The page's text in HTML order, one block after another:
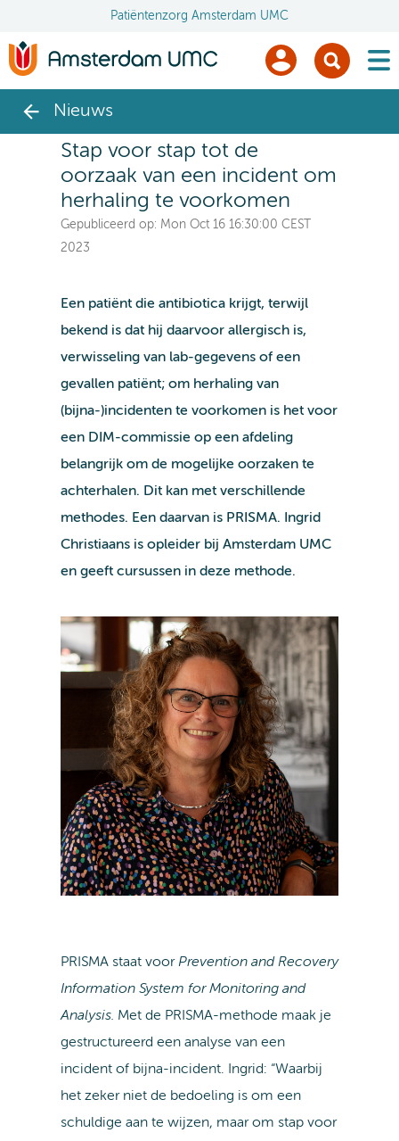
Patiëntenzorg Amsterdam UMC
Nieuws
Stap voor stap tot de
oorzaak van een incident om
herhaling te voorkomen
Gepubliceerd op: Mon Oct 16 16:30:00 CEST
2023
Een patiënt die antibiotica krijgt, terwijl
bekend is dat hij daarvoor allergisch is,
verwisseling van lab-gegevens of een
gevallen patiënt; om herhaling van
(bijna-)incidenten te voorkomen is het voor
een DIM-commissie op een afdeling
belangrijk om de mogelijke oorzaken te
achterhalen. Dit kan met verschillende
methodes. Een daarvan is PRISMA. Ingrid
Christiaans is opleider bij Amsterdam UMC
en geeft cursussen in deze methode.
PRISMA staat voorPrevention and Recovery
Information System for Monitoring and
Analysis. Met de PRISMA-methode maak je
gestructureerd een analyse van een
incident of bijna-incident. Ingrid: “Waarbij
het zeker niet de bedoeling is om een
schuldige aan te wijzen, maar om stap voor